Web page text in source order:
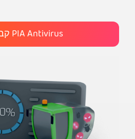
קבלו את PIA Antivirus